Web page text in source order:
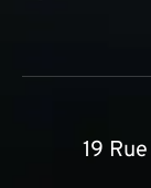
19